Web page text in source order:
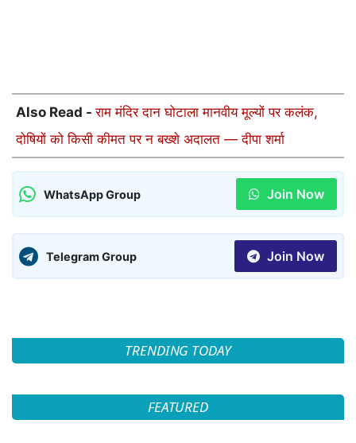
Also Read -राम मंदिर दान घोटाला मानवीय मूल्यों पर कलंक,
दोषियों को किसी कीमत पर न बख्शे अदालत — दीपा शर्मा
WhatsApp Group Join Now
Telegram Group Join Now
TRENDING TODAY
FEATURED